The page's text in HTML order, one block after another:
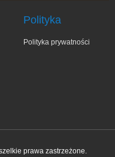
Polityka
Polityka prywatności
prawa zastrzeżone.